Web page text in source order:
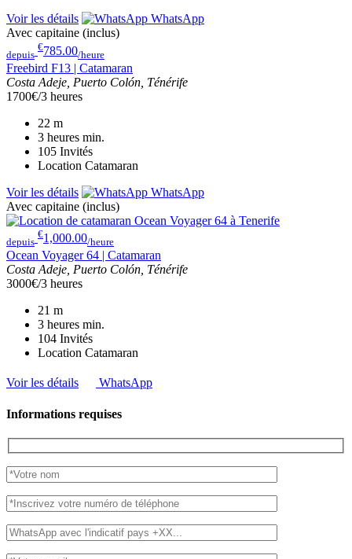
Voir les détails
WhatsApp
Avec capitaine (inclus)
depuis
€785.00/heure
Freebird F13 | Catamaran
Costa Adeje, Puerto Colón, Ténérife
1700€/3 heures
22 m
3 heures min.
105 Invités
Location Catamaran
Voir les détails
WhatsApp
Avec capitaine (inclus)
depuis
€1,000.00/heure
Ocean Voyager 64 | Catamaran
Costa Adeje, Puerto Colón, Ténérife
3000€/3 heures
21 m
3 heures min.
104 Invités
Location Catamaran
Voir les détails WhatsApp
Informations requises